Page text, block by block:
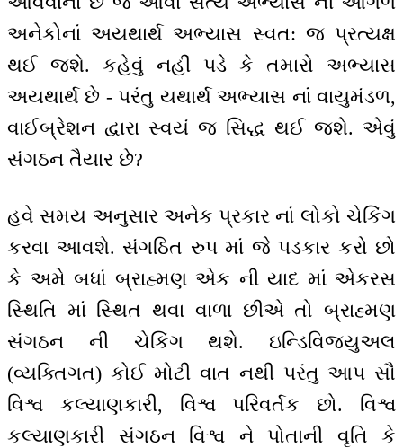
અનેકોનાં અયથાર્થ અભ્યાસ સ્વત: જ પ્રત્યક્ષ
થઈ જશે. કહેવું નહીં પડે કે તમારો અભ્યાસ
અયથાર્થ છે - પરંતુ યથાર્થ અભ્યાસ નાં વાયુમંડળ,
વાઈબ્રેશન દ્વારા સ્વયં જ સિદ્ધ થઈ જશે. એવું
સંગઠન તૈયાર છે?
હવે સમય અનુસાર અનેક પ્રકાર નાં લોકો ચેકિંગ
કરવા આવશે. સંગઠિત રુપ માં જે પડકાર કરો છો
કે અમે બધાં બ્રાહ્મણ એક ની યાદ માં એકરસ
સ્થિતિ માં સ્થિત થવા વાળા છીએ તો બ્રાહ્મણ
સંગઠન ની ચેકિંગ થશે. ઇન્ડિવિજ્યુઅલ
(વ્યક્તિગત) કોઈ મોટી વાત નથી પરંતુ આપ સૌ
વિશ્વ કલ્યાણકારી, વિશ્વ પરિવર્તક છો. વિશ્વ
કલ્યાણકારી સંગઠન વિશ્વ ને પોતાની વૃતિ કે